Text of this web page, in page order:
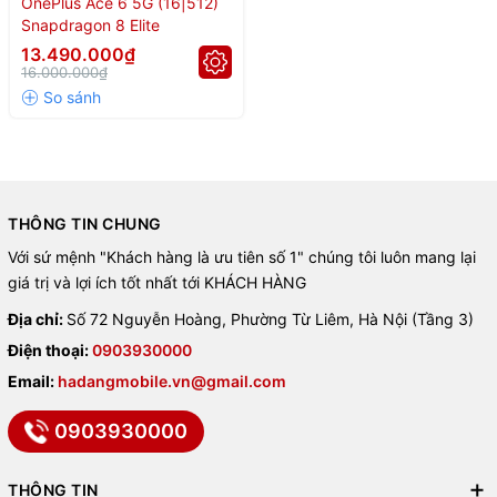
tốc độ truy xuất dữ liệu cực nhanh.
❄️ Tản nhiệt buồng hơi giúp máy luôn mát, không tụt hiệu năng
khi dùng lâu.
Chipset
Dimensity 9500
3.956.885
Snapdragon 8 Elite Gen 5
Snapdragon 8 Elite
3.177.806
Dimensity 9400 Plus
🖥️ Màn hình LTPO AMOLED
Snapdragon 8 Elite
13.490.000₫
16.000.000₫
THÔNG TIN CHUNG
Với sứ mệnh "Khách hàng là ưu tiên số 1" chúng tôi luôn mang lại
giá trị và lợi ích tốt nhất tới KHÁCH HÀNG
Địa chỉ: Số 72 Nguyễn Hoàng, Phường Từ Liêm, Hà Nội (Tầng 3)
Điện thoại:0903930000
Email: hadangmobile.vn@gmail.com
0903930000
THÔNG TIN